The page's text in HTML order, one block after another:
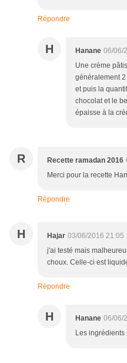
Répondre
H Hanane 06/06/
Une crème
généralement
et puis la
chocolat et le
épaisse à la
R Recette ramadan 2016
Merci pour la recette
Répondre
H Hajar 03/06/2016 21:05
j'ai testé mais
choux. Celle-ci est
Répondre
H Hanane 06/06/
Les